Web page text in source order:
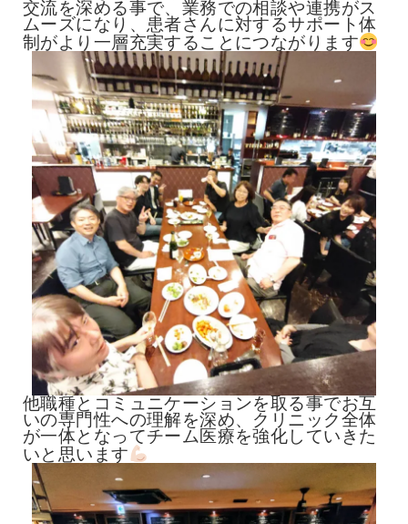
交流を深める事で、業務での相談や連携がス
ムーズになり、患者さんに対するサポート体
制がより一層充実することにつながります
他職種とコミュニケーションを取る事でお互
いの専門性への理解を深め、クリニック全体
が一体となってチーム医療を強化していきた
いと思います